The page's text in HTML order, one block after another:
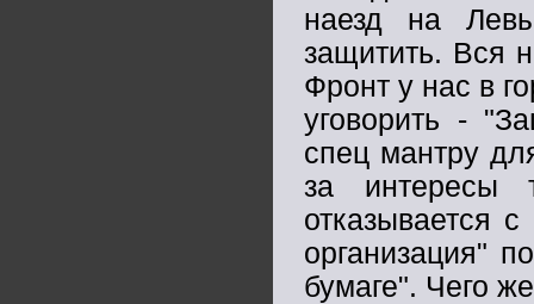
наезд на
защитить. Вся
Фронт у нас в
уговорить -
спец мантру
за интересы
отказывается
организация"
бумаге". Чего